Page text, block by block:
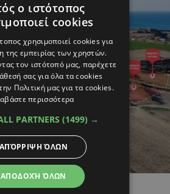
στην Αλαμινό,
ο ιστότοπος
cookies
χρησιμοποιεί cookies για
της εμπειρίας των χρηστών.
τον ιστότοπό μας, παρέχετε
σας για όλα τα cookies
Πολιτική μας για τα cookies.
περισσότερα
PARTNERS (1499) →
ΑΠΟΔΟΧΉ ΌΛΩΝ
ΑΠΌΡΡΙΨΗ ΌΛΩΝ